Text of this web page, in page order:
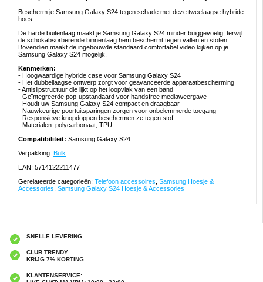
Bescherm je Samsung Galaxy S24 tegen schade met deze tweelaagse hybride
hoes.
De harde buitenlaag maakt je Samsung Galaxy S24 minder buiggevoelig, terwijl
de schokabsorberende binnenlaag hem beschermt tegen vallen en stoten.
Bovendien maakt de ingebouwde standaard comfortabel video kijken op je
Samsung Galaxy S24 mogelijk.
Kenmerken:
- Hoogwaardige hybride case voor Samsung Galaxy S24
- Het dubbellaagse ontwerp zorgt voor geavanceerde apparaatbescherming
- Antislipstructuur die lijkt op het loopvlak van een band
- Geïntegreerde pop-upstandaard voor handsfree mediaweergave
- Houdt uw Samsung Galaxy S24 compact en draagbaar
- Nauwkeurige poortuitsparingen zorgen voor onbelemmerde toegang
- Responsieve knopdoppen beschermen ze tegen stof
- Materialen: polycarbonaat, TPU
Compatibiliteit: Samsung Galaxy S24
Verpakking: Bulk
EAN: 5714122211477
Gerelateerde categorieën: Telefoon accessoires Samsung Hoesje &
Accessories Samsung Galaxy S24 Hoesje & Accessories
SNELLE LEVERING
CLUB TRENDY
KRIJG 7% KORTING
KLANTENSERVICE: